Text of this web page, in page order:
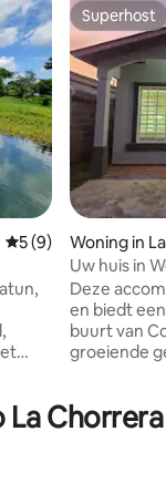
Gemiddelde
5 (9)
Superhost
Superhost
Woning in
Uw huis in
en goed
Deze
en biedt
buurt van
groeiende
van
van de
Chorrera